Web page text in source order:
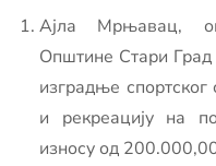
Ајла Мрњавац,
Општине Стари
изградње спортског
и рекреацију на
износу од